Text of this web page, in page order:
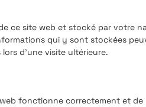
ce site web et stocké par votre
qui y sont stockées
d’une visite ultérieure.
fonctionne correctement et de